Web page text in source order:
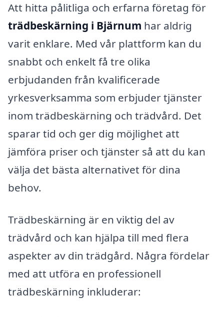
Att hitta pålitliga och erfarna företag för
trädbeskärning i Bjärnum har aldrig
varit enklare. Med vår plattform kan du
snabbt och enkelt få tre olika
erbjudanden från kvalificerade
yrkesverksamma som erbjuder tjänster
inom trädbeskärning och trädvård. Det
sparar tid och ger dig möjlighet att
jämföra priser och tjänster så att du kan
välja det bästa alternativet för dina
behov.
Trädbeskärning är en viktig del av
trädvård och kan hjälpa till med flera
aspekter av din trädgård. Några fördelar
med att utföra en professionell
trädbeskärning inkluderar: